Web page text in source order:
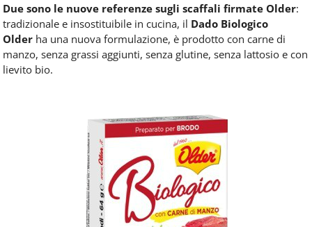
Due sono le nuove referenze sugli scaffali firmate Older:
tradizionale e insostituibile in cucina, il Dado Biologico
Older ha una nuova formulazione, è prodotto con carne di
manzo, senza grassi aggiunti, senza glutine, senza lattosio e con
lievito bio.